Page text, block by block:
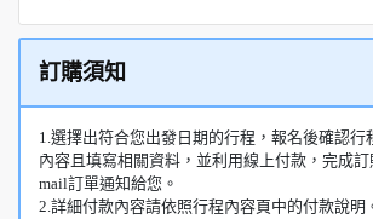
訂購須知
1.選擇出符合您出發日期的行程，報名後確認行
內容且填寫相關資料，並利用線上付款，完成
mail訂單通知給您。
2.詳細付款內容請依照行程內容頁中的付款說明